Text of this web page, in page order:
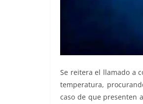
Se reitera el llamado a
temperatura,
caso de que presenten